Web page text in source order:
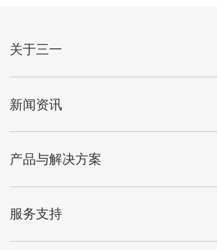
关于三一
新闻资讯
产品与解决方案
服务支持